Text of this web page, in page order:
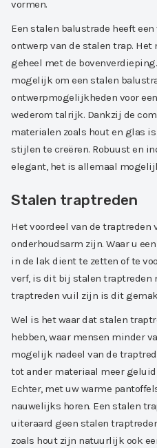
vormen.
Een stalen balustrade heeft
ontwerp van de stalen trap. Het
geheel met de
mogelijk om een stalen
ontwerpmogelijkheden voor
wederom talrijk. Dankzij de
materialen zoals hout en glas
stijlen te creëren. Robuust en
elegant, het is allemaal
Stalen traptreden
Het voordeel van de traptreden
onderhoudsarm zijn. Waar u
in de lak dient te zetten of te
verf, is dit bij stalen traptreden
traptreden vuil zijn is dit
Wel is het waar dat stalen
hebben, waar mensen minder
mogelijk nadeel van de
tot ander materiaal meer
Echter, met uw warme
nauwelijks horen. Een stalen
uiteraard geen stalen
zoals hout zijn natuurlijk ook